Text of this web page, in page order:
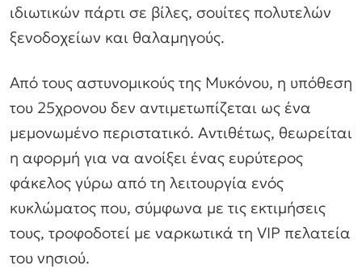
ιδιωτικών πάρτι σε βίλες, σουίτες πολυτελών
ξενοδοχείων και θαλαμηγούς.
Από τους αστυνομικούς της Μυκόνου, η υπόθεση
του 25χρονου δεν αντιμετωπίζεται ως ένα
μεμονωμένο περιστατικό. Αντιθέτως, θεωρείται
η αφορμή για να ανοίξει ένας ευρύτερος
φάκελος γύρω από τη λειτουργία ενός
κυκλώματος που, σύμφωνα με τις εκτιμήσεις
τους, τροφοδοτεί με ναρκωτικά τη VIP πελατεία
του νησιού.